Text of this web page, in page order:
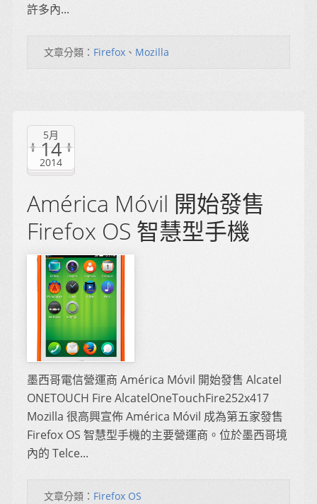
許多內...
文章分類： Firefox 、 Mozilla
5月
14
2014
América Móvil 開始發售
Firefox OS 智慧型手機
墨西哥電信營運商 América Móvil 開始發售 Alcatel
ONETOUCH Fire AlcatelOneTouchFire252x417
Mozilla 很高興宣佈 América Móvil 成為第五家發售
Firefox OS 智慧型手機的主要營運商。位於墨西哥境
內的 Telce...
文章分類： Firefox OS